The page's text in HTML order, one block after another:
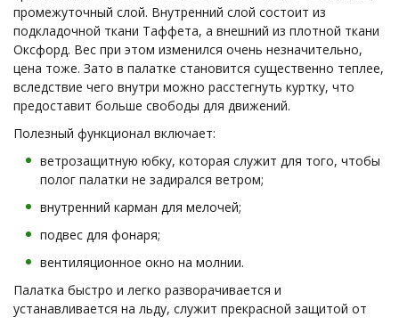
промежуточный слой. Внутренний слой состоит из
подкладочной ткани Таффета, а внешний из плотной ткани
Оксфорд. Вес при этом изменился очень незначительно,
цена тоже. Зато в палатке становится существенно теплее,
вследствие чего внутри можно расстегнуть куртку, что
предоставит больше свободы для движений.
Полезный функционал включает:
ветрозащитную юбку, которая служит для того, чтобы
полог палатки не задирался ветром;
внутренний карман для мелочей;
подвес для фонаря;
вентиляционное окно на молнии.
Палатка быстро и легко разворачивается и
устанавливается на льду, служит прекрасной защитой от